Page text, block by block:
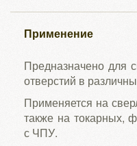
Применение
Предназначено для
отверстий в
Применяется на
также на токарных,
с ЧПУ.